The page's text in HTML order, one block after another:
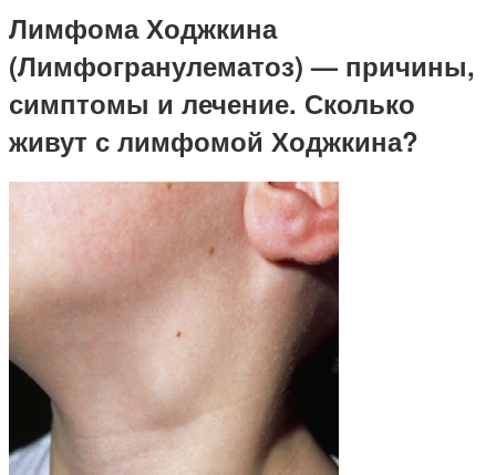
Лимфома Ходжкина
(Лимфогранулематоз) — причины,
симптомы и лечение. Сколько
живут с лимфомой Ходжкина?